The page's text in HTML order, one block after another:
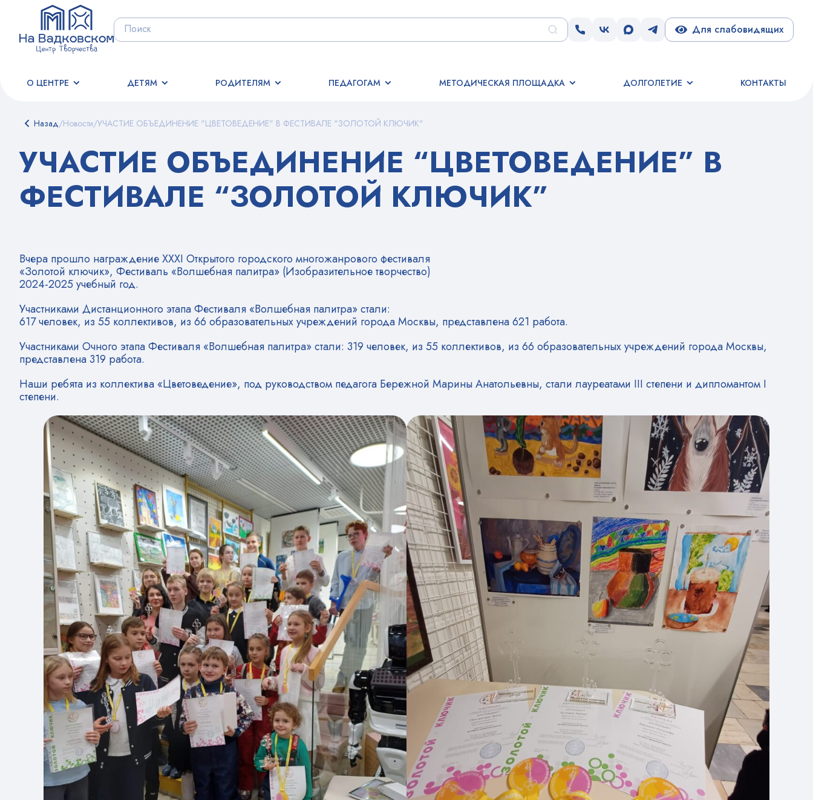
Для слабовидящих
О ЦЕНТРЕ ДЕТЯМ РОДИТЕЛЯМ ПЕДАГОГАМ МЕТОДИЧЕСКАЯ ПЛОЩАДКА ДОЛГОЛЕТИЕ КОНТАКТЫ
Назад/Новости/УЧАСТИЕ ОБЪЕДИНЕНИЕ "ЦВЕТОВЕДЕНИЕ" В ФЕСТИВАЛЕ "ЗОЛОТОЙ КЛЮЧИК"
УЧАСТИЕ ОБЪЕДИНЕНИЕ “ЦВЕТОВЕДЕНИЕ” В
ФЕСТИВАЛЕ “ЗОЛОТОЙ КЛЮЧИК”
Вчера прошло награждение ХХХI Открытого городского многожанрового фестиваля
«Золотой ключик», Фестиваль «Волшебная палитра» (Изобразительное творчество)
2024-2025 учебный год.
Участниками Дистанционного этапа Фестиваля «Волшебная палитра» стали:
617 человек, из 55 коллективов, из 66 образовательных учреждений города Москвы, представлена 621 работа.
Участниками Очного этапа Фестиваля «Волшебная палитра» стали: 319 человек, из 55 коллективов, из 66 образовательных учреждений города Москвы,
представлена 319 работа.
Наши ребята из коллектива «Цветоведение», под руководством педагога Бережной Марины Анатольевны, стали лауреатами III степени и дипломантом I
степени.